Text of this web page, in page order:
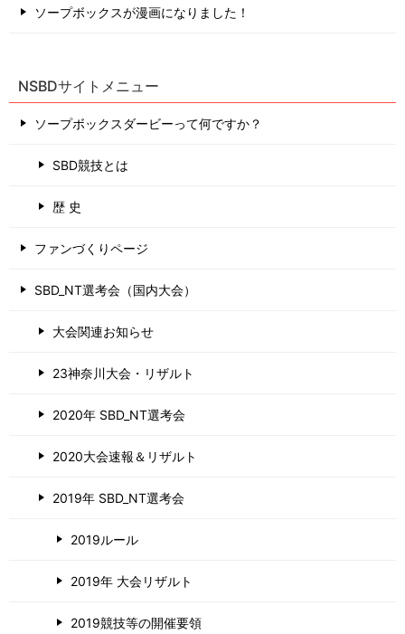
ソープボックスが漫画になりました！
NSBDサイトメニュー
ソープボックスダービーって何ですか？
SBD競技とは
歴 史
ファンづくりページ
SBD_NT選考会（国内大会）
大会関連お知らせ
23神奈川大会・リザルト
2020年 SBD_NT選考会
2020大会速報＆リザルト
2019年 SBD_NT選考会
2019ルール
2019年 大会リザルト
2019競技等の開催要領